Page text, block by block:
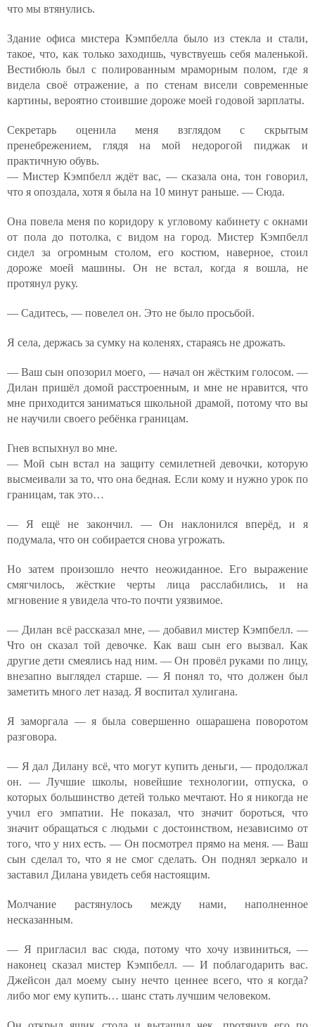
что мы втянулись.
Здание офиса мистера Кэмпбелла было из стекла и стали,
такое, что, как только заходишь, чувствуешь себя маленькой.
Вестибюль был с полированным мраморным полом, где я
видела своё отражение, а по стенам висели современные
картины, вероятно стоившие дороже моей годовой зарплаты.
Секретарь оценила меня взглядом с скрытым
пренебрежением, глядя на мой недорогой пиджак и
практичную обувь.
— Мистер Кэмпбелл ждёт вас, — сказала она, тон говорил,
что я опоздала, хотя я была на 10 минут раньше. — Сюда.
Она повела меня по коридору к угловому кабинету с окнами
от пола до потолка, с видом на город. Мистер Кэмпбелл
сидел за огромным столом, его костюм, наверное, стоил
дороже моей машины. Он не встал, когда я вошла, не
протянул руку.
— Садитесь, — повелел он. Это не было просьбой.
Я села, держась за сумку на коленях, стараясь не дрожать.
— Ваш сын опозорил моего, — начал он жёстким голосом. —
Дилан пришёл домой расстроенным, и мне не нравится, что
мне приходится заниматься школьной драмой, потому что вы
не научили своего ребёнка границам.
Гнев вспыхнул во мне.
— Мой сын встал на защиту семилетней девочки, которую
высмеивали за то, что она бедная. Если кому и нужно урок по
границам, так это…
— Я ещё не закончил. — Он наклонился вперёд, и я
подумала, что он собирается снова угрожать.
Но затем произошло нечто неожиданное. Его выражение
смягчилось, жёсткие черты лица расслабились, и на
мгновение я увидела что-то почти уязвимое.
— Дилан всё рассказал мне, — добавил мистер Кэмпбелл. —
Что он сказал той девочке. Как ваш сын его вызвал. Как
другие дети смеялись над ним. — Он провёл руками по лицу,
внезапно выглядел старше. — Я понял то, что должен был
заметить много лет назад. Я воспитал хулигана.
Я заморгала — я была совершенно ошарашена поворотом
разговора.
— Я дал Дилану всё, что могут купить деньги, — продолжал
он. — Лучшие школы, новейшие технологии, отпуска, о
которых большинство детей только мечтают. Но я никогда не
учил его эмпатии. Не показал, что значит бороться, что
значит обращаться с людьми с достоинством, независимо от
того, что у них есть. — Он посмотрел прямо на меня. — Ваш
сын сделал то, что я не смог сделать. Он поднял зеркало и
заставил Дилана увидеть себя настоящим.
Молчание растянулось между нами, наполненное
несказанным.
— Я пригласил вас сюда, потому что хочу извиниться, —
наконец сказал мистер Кэмпбелл. — И поблагодарить вас.
Джейсон дал моему сыну нечто ценнее всего, что я когда?
либо мог ему купить… шанс стать лучшим человеком.